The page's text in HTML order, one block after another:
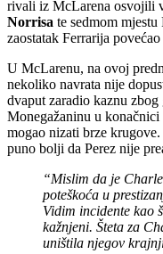
rivali iz McLarena osvojili
Norrisa te sedmom
zaostatak Ferrarija
U McLarenu, na ovoj
nekoliko navrata nije
dvaput zaradio kaznu zbog
Monegažaninu u
mogao nizati brze
puno bolji da Perez nije
“Mislim da je
poteškoća u
Vidim incidente kao
kažnjeni. Šteta za
uništila njegov